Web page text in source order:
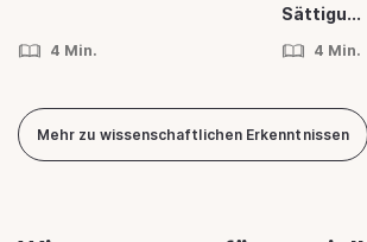
4 Min.
Sättigu...
4 Min.
Mehr zu wissenschaftlichen Erkenntnissen